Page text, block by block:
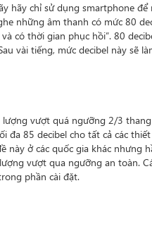
hãy chỉ sử dụng smartphone
những âm thanh có mức 80
có thời gian phục hồi”. 80
vài tiếng, mức decibel này sẽ
vượt quá ngưỡng 2/3
đa 85 decibel cho tất cả các
này ở các quốc gia khác nhưng
vượt qua ngưỡng an toàn.
phần cài đặt.